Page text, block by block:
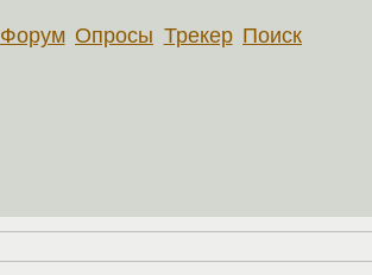
Форум Опросы Трекер Поиск